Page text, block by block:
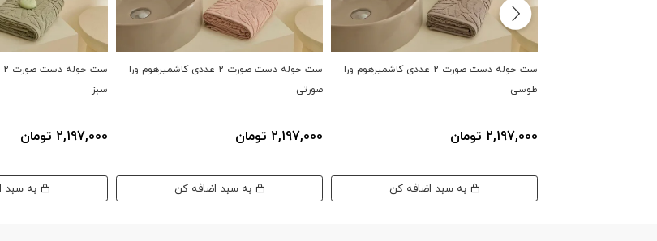
ست حوله دست صورت 2 عددی کاشمیرهوم ورا
طوسی
2,197,000 تومان
به سبد اضافه کن
ست حوله دست صورت 2 عددی کاشمیرهوم ورا
صورتی
2,197,000 تومان
به سبد اضافه کن
سبز
2,197,000 تومان
به سبد اضافه کن